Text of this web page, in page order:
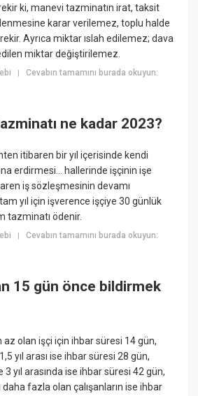
ki, manevi tazminatın irat, taksit
karar verilemez, toplu halde
Ayrıca miktar ıslah edilemez; dava
miktar değiştirilemez.
|Cevabın tamamını burada okuyun:
ne kadar 2023?
itibaren bir yıl içerisinde kendi
erdirmesi… hallerinde işçinin işe
iş sözleşmesinin devamı
yıl için işverence işçiye 30 günlük
tazminatı ödenir.
|Cevabın tamamını burada okuyun:
15 gün önce bildirmek
az olan işçi için ihbar süresi 14 gün,
yıl arası ise ihbar süresi 28 gün,
3 yıl arasında ise ihbar süresi 42 gün,
daha fazla olan çalışanların ise ihbar